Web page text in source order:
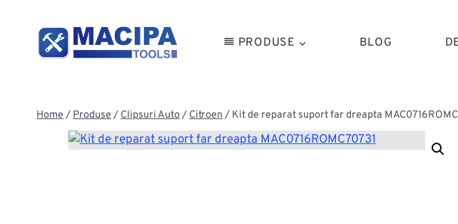
PRODUSE BLOG
Home/Produse/Clipsuri Auto/Citroen/ Kit de reparat suport far dreapta